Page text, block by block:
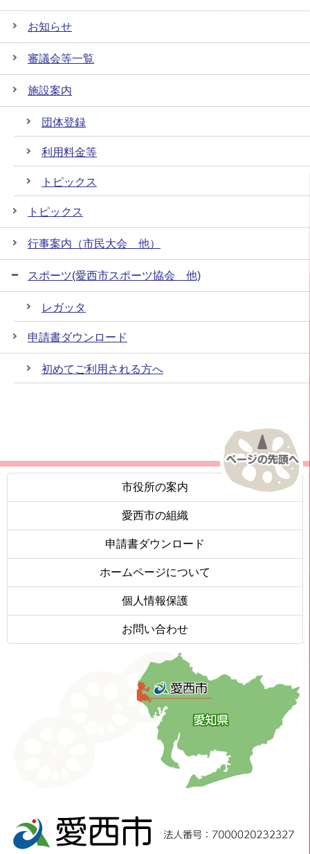
お知らせ
審議会等一覧
施設案内
団体登録
利用料金等
トピックス
トピックス
行事案内（市民大会 他）
スポーツ(愛西市スポーツ協会 他)
レガッタ
申請書ダウンロード
初めてご利用される方へ
市役所の案内
愛西市の組織
申請書ダウンロード
ホームページについて
個人情報保護
お問い合わせ